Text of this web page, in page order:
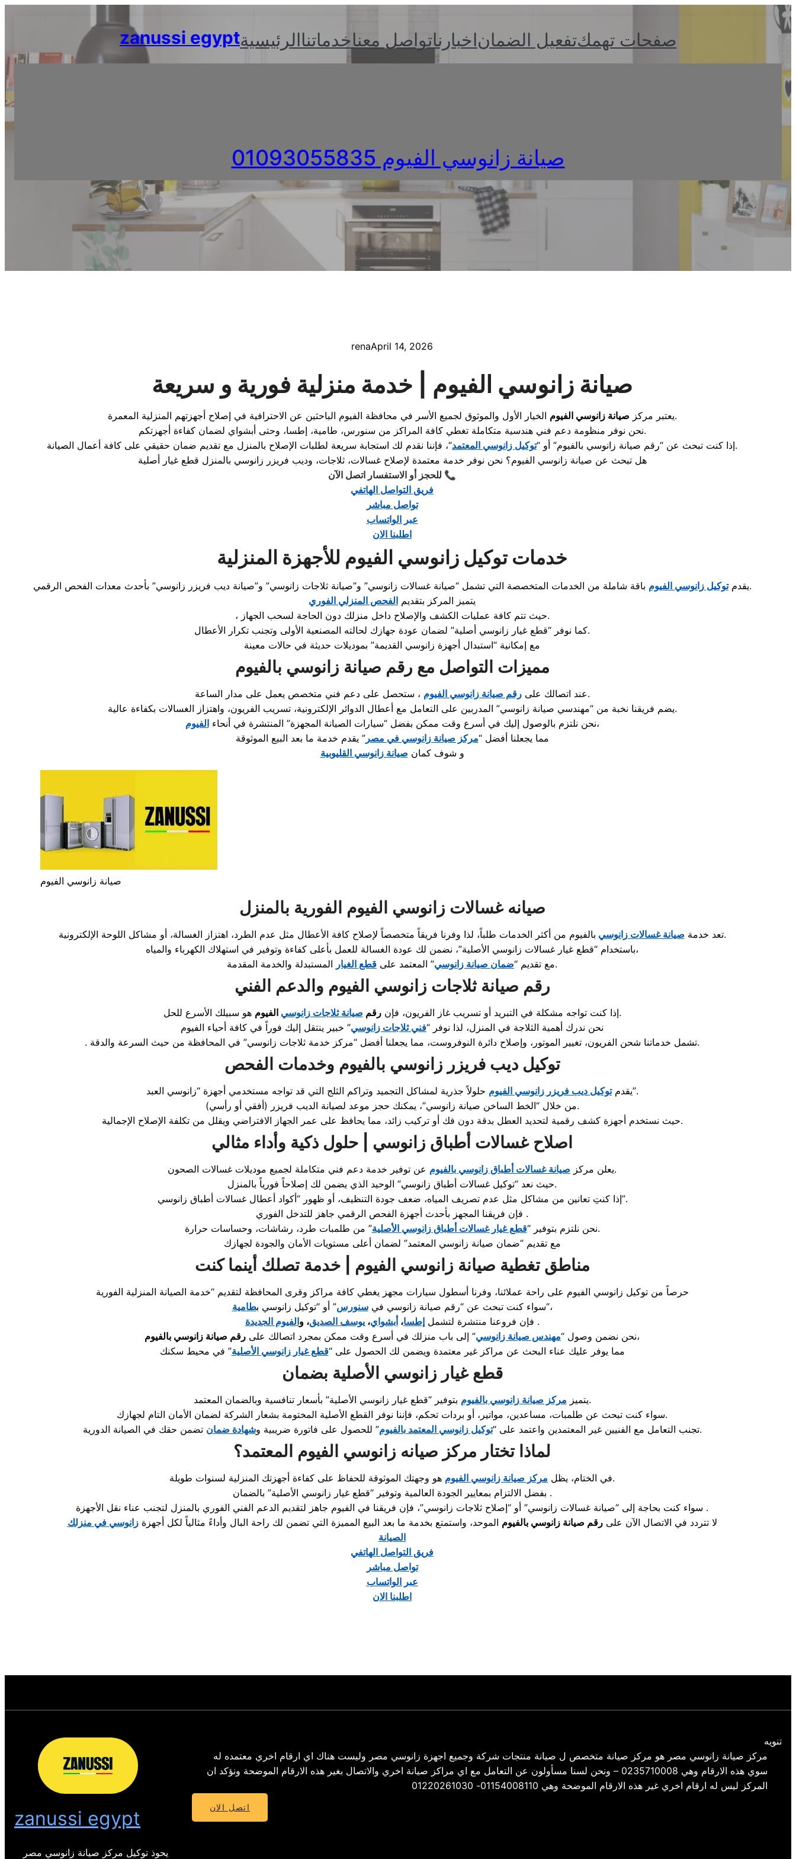
zanussi egyptالرئيسيةخدماتناتواصل معنااخبارناتفعيل الضمانصفحات تهمك
صيانة زانوسي الفيوم 01093055835
renaApril 14, 2026
صيانة زانوسي الفيوم | خدمة منزلية فورية و سريعة
يعتبر مركز صيانة زانوسي الفيوم
الخيار الأول والموثوق لجميع الأسر في محافظة الفيوم الباحثين عن الاحترافية في إصلاح أجهزتهم المنزلية المعمرة.
نحن نوفر منظومة دعم فني هندسية متكاملة تغطي كافة المراكز من سنورس، طامية، إطسا، وحتى أبشواي لضمان كفاءة أجهزتكم.
إذا كنت تبحث عن “رقم صيانة زانوسي بالفيوم” أو “توكيل زانوسي المعتمد
“، فإننا نقدم لك استجابة سريعة لطلبات الإصلاح بالمنزل مع تقديم ضمان حقيقي على كافة أعمال الصيانة.
هل تبحث عن صيانة زانوسي الفيوم؟ نحن نوفر خدمة معتمدة لإصلاح غسالات، ثلاجات، وديب فريزر زانوسي بالمنزل قطع غيار أصلية
📞
فريق التواصل الهاتفي
تواصل مباشر
عبر الواتساب
اطلبنا الان
خدمات توكيل زانوسي الفيوم للأجهزة المنزلية
يقدمتوكيل زانوسي الفيوم
باقة شاملة من الخدمات المتخصصة التي تشمل “صيانة غسالات زانوسي” و”صيانة ثلاجات زانوسي” و”صيانة ديب فريزر زانوسي” بأحدث معدات الفحص الرقمي.
يتميز المركز بتقديم الفحص المنزلي الفوري
، حيث تتم كافة عمليات الكشف والإصلاح داخل منزلك دون الحاجة لسحب الجهاز.
كما نوفر “قطع غيار زانوسي أصلية” لضمان عودة جهازك لحالته المصنعية الأولى وتجنب تكرار الأعطال.
مع إمكانية “استبدال أجهزة زانوسي القديمة” بموديلات حديثة في حالات معينة
مميزات التواصل مع رقم صيانة زانوسي بالفيوم
عند اتصالك علىرقم صيانة زانوسي الفيوم
، ستحصل على دعم فني متخصص يعمل على مدار الساعة.
يضم فريقنا نخبة من “مهندسي صيانة زانوسي” المدربين على التعامل مع أعطال الدوائر الإلكترونية، تسريب الفريون، واهتزاز الغسالات بكفاءة عالية.
نحن نلتزم بالوصول إليك في أسرع وقت ممكن بفضل “سيارات الصيانة المجهزة” المنتشرة في أنحاءالفيوم
،
مما يجعلنا أفضل “مركز صيانة زانوسي في مصر” يقدم خدمة ما بعد البيع الموثوقة
و شوف كمان صيانة زانوسي القليوبية
صيانة زانوسي الفيوم
صيانه غسالات زانوسي الفيوم الفورية بالمنزل
تعد خدمة صيانة غسالات زانوسي
بالفيوم من أكثر الخدمات طلباً، لذا وفرنا فريقاً متخصصاً لإصلاح كافة الأعطال مثل عدم الطرد، اهتزاز الغسالة، أو مشاكل اللوحة الإلكترونية.
باستخدام “قطع غيار غسالات زانوسي الأصلية”، نضمن لك عودة الغسالة للعمل بأعلى كفاءة وتوفير في استهلاك الكهرباء والمياه،
مع تقديم “ضمان صيانة زانوسي” المعتمد على قطع الغيار المستبدلة والخدمة المقدمة.
رقم صيانة ثلاجات زانوسي الفيوم والدعم الفني
إذا كنت تواجه مشكلة في التبريد أو تسريب غاز الفريون، فإنرقم صيانة ثلاجات زانوسي الفيوم
هو سبيلك الأسرع للحل.
نحن ندرك أهمية الثلاجة في المنزل، لذا نوفر “فني ثلاجات زانوسي” خبير ينتقل إليك فوراً في كافة أحياء الفيوم
. تشمل خدماتنا شحن الفريون، تغيير الموتور، وإصلاح دائرة النوفروست، مما يجعلنا أفضل “مركز خدمة ثلاجات زانوسي” في المحافظة من حيث السرعة والدقة.
توكيل ديب فريزر زانوسي بالفيوم وخدمات الفحص
يقدمتوكيل ديب فريزر زانوسي الفيوم
حلولاً جذرية لمشاكل التجميد وتراكم الثلج التي قد تواجه مستخدمي أجهزة “زانوسي العبد”.
من خلال “الخط الساخن صيانة زانوسي”، يمكنك حجز موعد لصيانة الديب فريزر (أفقي أو رأسي).
حيث نستخدم أجهزة كشف رقمية لتحديد العطل بدقة دون فك أو تركيب زائد، مما يحافظ على عمر الجهاز الافتراضي ويقلل من تكلفة الإصلاح الإجمالية.
اصلاح غسالات أطباق زانوسي | حلول ذكية وأداء مثالي
يعلن مركز صيانة غسالات أطباق زانوسي بالفيوم
عن توفير خدمة دعم فني متكاملة لجميع موديلات غسالات الصحون.
حيث نعد “توكيل غسالات أطباق زانوسي” الوحيد الذي يضمن لك إصلاحاً فورياً بالمنزل.
إذا كنتِ تعانين من مشاكل مثل عدم تصريف المياه، ضعف جودة التنظيف، أو ظهور “أكواد أعطال غسالات أطباق زانوسي”.
فإن فريقنا المجهز بأحدث أجهزة الفحص الرقمي جاهز للتدخل الفوري .
نحن نلتزم بتوفير “قطع غيار غسالات أطباق زانوسي الأصلية
” من طلمبات طرد، رشاشات، وحساسات حرارة.
مع تقديم “ضمان صيانة زانوسي المعتمد” لضمان أعلى مستويات الأمان والجودة لجهازك
مناطق تغطية صيانة زانوسي الفيوم | خدمة تصلك أينما كنت
حرصاً من توكيل زانوسي الفيوم على راحة عملائنا، وفرنا أسطول سيارات مجهز يغطي كافة مراكز وقرى المحافظة لتقديم “خدمة الصيانة المنزلية الفورية
سواء كنت تبحث عن “رقم صيانة زانوسي فيسنورس” أو “توكيل زانوسي بطامية
“،
فإن فروعنا منتشرة لتشملإطسا، أبشواي،يوسف الصديق، والفيوم الجديدة
.
نحن نضمن وصول “مهندس صيانة زانوسي” إلى باب منزلك في أسرع وقت ممكن بمجرد اتصالك على رقم صيانة زانوسي بالفيوم
،
مما يوفر عليك عناء البحث عن مراكز غير معتمدة ويضمن لك الحصول على “قطع غيار زانوسي الأصلية” في محيط سكنك
قطع غيار زانوسي الأصلية بضمان
يتميز مركز صيانة زانوسي بالفيوم
بتوفير “قطع غيار زانوسي الأصلية” بأسعار تنافسية وبالضمان المعتمد.
سواء كنت تبحث عن طلمبات، مساعدين، مواتير، أو بردات تحكم، فإننا نوفر القطع الأصلية المختومة بشعار الشركة لضمان الأمان التام لجهازك.
تجنب التعامل مع الفنيين غير المعتمدين واعتمد على “توكيل زانوسي المعتمد بالفيوم” للحصول على فاتورة ضريبية وشهادة ضمان تضمن حقك في الصيانة الدورية.
لماذا تختار مركز صيانه زانوسي الفيوم المعتمد؟
في الختام، يظل مركز صيانة زانوسي الفيوم
هو وجهتك الموثوقة للحفاظ على كفاءة أجهزتك المنزلية لسنوات طويلة.
بفضل الالتزام بمعايير الجودة العالمية وتوفير “قطع غيار زانوسي الأصلية” بالضمان .
سواء كنت بحاجة إلى “صيانة غسالات زانوسي” أو “إصلاح ثلاجات زانوسي”، فإن فريقنا في الفيوم جاهز لتقديم الدعم الفني الفوري بالمنزل لتجنب عناء نقل الأجهزة .
لا تتردد في الاتصال الآن علىرقم صيانة زانوسي بالفيوم الموحد، واستمتع بخدمة ما بعد البيع المميزة التي تضمن لك راحة البال وأداءً مثالياً لكل أجهزةزانوسي في منزلك
الصيانة
فريق التواصل الهاتفي
تواصل مباشر
عبر الواتساب
اطلبنا الان
zanussi egypt
يحوذ توكيل مركز صيانة زانوسي مصر
تنويه
مركز صيانة زانوسي مصر هو مركز صيانة متخصص ل صيانة منتجات شركة وجميع اجهزة زانوسي مصر وليست هناك اي ارقام اخري معتمده له
سوي هذه الارقام وهي 0235710008 – ونحن لسنا مسأولون عن التعامل مع اي مراكز صيانة اخري والاتصال بغير هذه الارقام الموضحة ونؤكد ان
المركز ليس له ارقام اخري غير هذه الارقام الموضحة وهي 01154008110- 01220261030
اتصل الان